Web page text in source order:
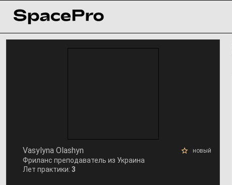
Vasylyna Olashyn
Фриланс преподаватель из Украина
Лет практики: 3
новый